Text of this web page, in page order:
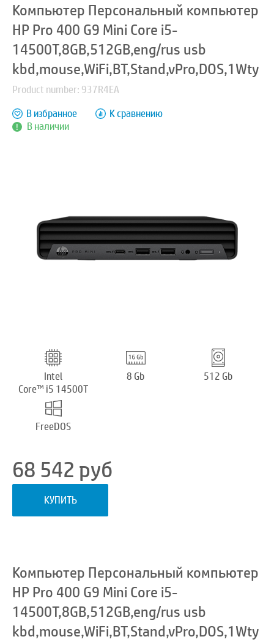
Компьютер Персональный компьютер
HP Pro 400 G9 Mini Core i5-
14500T,8GB,512GB,eng/rus usb
kbd,mouse,WiFi,BT,Stand,vPro,DOS,1Wty
Product number: 937R4EA
В наличии
В избранное К сравнению
Intel
Core™ i5 14500T
8 Gb 512 Gb
FreeDOS
68 542 руб
КУПИТЬ
Компьютер Персональный компьютер
HP Pro 400 G9 Mini Core i5-
14500T,8GB,512GB,eng/rus usb
kbd,mouse,WiFi,BT,Stand,vPro,DOS,1Wty